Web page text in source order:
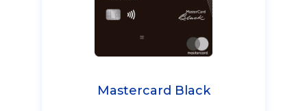
Mastercard Black